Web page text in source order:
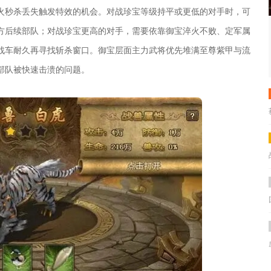
杀丢失触发特效的机会。对战珍宝等级持平或更低的对手时，可
续部队；对战珍宝更高的对手，需要依靠御宝淬火不败、定军属
耐久再寻找斩杀窗口。御宝层面主力武将优先堆满至尊紫甲与流
被快速击溃的问题。